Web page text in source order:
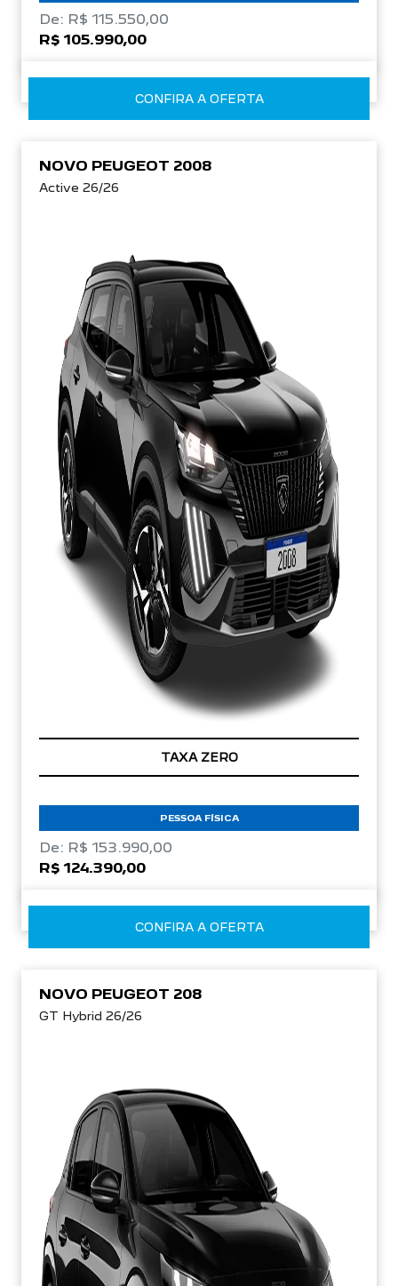
De: R$ 115.550,00
R$ 105.990,00
CONFIRA A OFERTA
NOVO PEUGEOT 2008
Active 26/26
TAXA ZERO
PESSOA FÍSICA
De: R$ 153.990,00
R$ 124.390,00
CONFIRA A OFERTA
NOVO PEUGEOT 208
GT Hybrid 26/26